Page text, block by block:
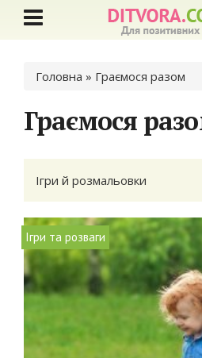
Ви є тут
Головна » Граємося разом
Граємося
Ігри й розмальовки
Ігри та розваги